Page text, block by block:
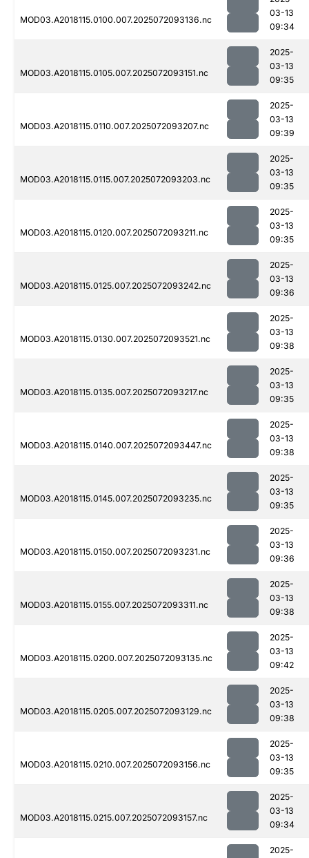
MOD03.A2018115.0100.007.2025072093136.nc
03-13
09:34
MOD03.A2018115.0105.007.2025072093151.nc
2025-
03-13
09:35
MOD03.A2018115.0110.007.2025072093207.nc
2025-
03-13
09:39
MOD03.A2018115.0115.007.2025072093203.nc
2025-
03-13
09:35
MOD03.A2018115.0120.007.2025072093211.nc
2025-
03-13
09:35
MOD03.A2018115.0125.007.2025072093242.nc
2025-
03-13
09:36
MOD03.A2018115.0130.007.2025072093521.nc
2025-
03-13
09:38
MOD03.A2018115.0135.007.2025072093217.nc
2025-
03-13
09:35
MOD03.A2018115.0140.007.2025072093447.nc
2025-
03-13
09:38
MOD03.A2018115.0145.007.2025072093235.nc
2025-
03-13
09:35
MOD03.A2018115.0150.007.2025072093231.nc
2025-
03-13
09:36
MOD03.A2018115.0155.007.2025072093311.nc
2025-
03-13
09:38
MOD03.A2018115.0200.007.2025072093135.nc
2025-
03-13
09:42
MOD03.A2018115.0205.007.2025072093129.nc
2025-
03-13
09:38
MOD03.A2018115.0210.007.2025072093156.nc
2025-
03-13
09:35
MOD03.A2018115.0215.007.2025072093157.nc
2025-
03-13
09:34
2025-